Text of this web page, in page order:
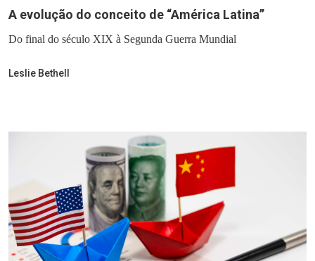
A evolução do conceito de “América Latina”
Do final do século XIX à Segunda Guerra Mundial
Leslie Bethell